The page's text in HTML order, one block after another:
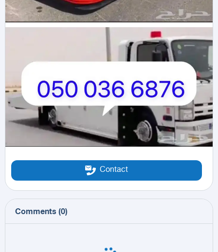
Contact
Comments (0)